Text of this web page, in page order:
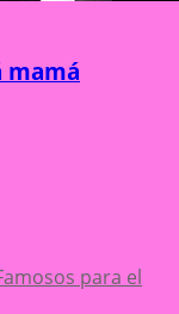
mamá
para el